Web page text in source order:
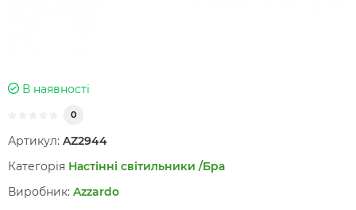
В наявності
0
Артикул: AZ2944
Категорія Настінні світильники /Бра
Виробник: Azzardo